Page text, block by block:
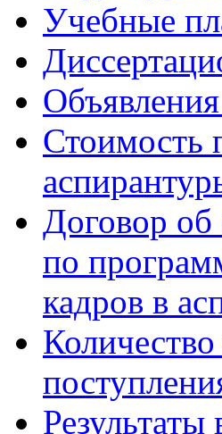
Учебные
Стоимость
Договор об
по
кадров в